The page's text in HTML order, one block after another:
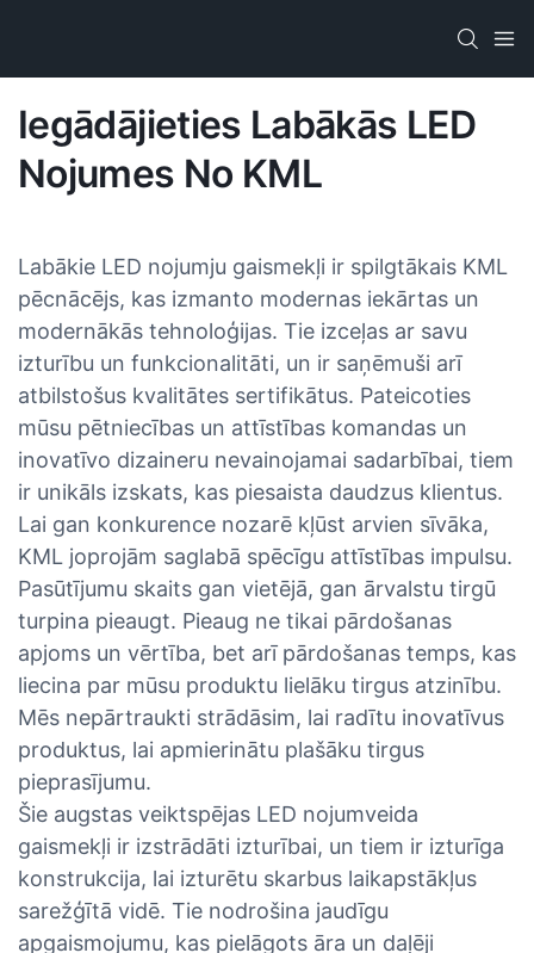
Iegādājieties Labākās LED
Nojumes No KML
Labākie LED nojumju gaismekļi ir spilgtākais KML
pēcnācējs, kas izmanto modernas iekārtas un
modernākās tehnoloģijas. Tie izceļas ar savu
izturību un funkcionalitāti, un ir saņēmuši arī
atbilstošus kvalitātes sertifikātus. Pateicoties
mūsu pētniecības un attīstības komandas un
inovatīvo dizaineru nevainojamai sadarbībai, tiem
ir unikāls izskats, kas piesaista daudzus klientus.
Lai gan konkurence nozarē kļūst arvien sīvāka,
KML joprojām saglabā spēcīgu attīstības impulsu.
Pasūtījumu skaits gan vietējā, gan ārvalstu tirgū
turpina pieaugt. Pieaug ne tikai pārdošanas
apjoms un vērtība, bet arī pārdošanas temps, kas
liecina par mūsu produktu lielāku tirgus atzinību.
Mēs nepārtraukti strādāsim, lai radītu inovatīvus
produktus, lai apmierinātu plašāku tirgus
pieprasījumu.
Šie augstas veiktspējas LED nojumveida
gaismekļi ir izstrādāti izturībai, un tiem ir izturīga
konstrukcija, lai izturētu skarbus laikapstākļus
sarežģītā vidē. Tie nodrošina jaudīgu
apgaismojumu, kas pielāgots āra un daļēji